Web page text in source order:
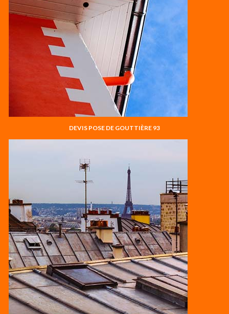
DEVIS POSE DE GOUTTIÈRE 93